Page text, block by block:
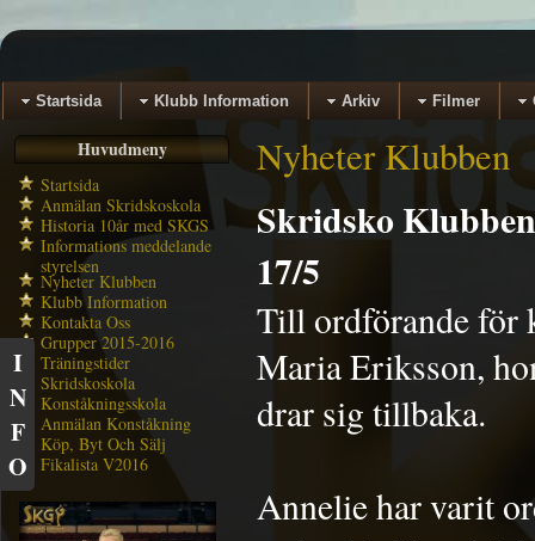
Startsida Klubb Information Arkiv Filmer
Huvudmeny
Startsida
Anmälan Skridskoskola
Historia 10år med SKGS
Informations meddelande
styrelsen
Nyheter Klubben
Klubb Information
Kontakta Oss
Grupper 2015-2016
Träningstider
Skridskoskola
Konståkningsskola
Anmälan Konståkning
Köp, Byt Och Sälj
Fikalista V2016
Nyheter Klubben
Skridsko
17/5
Till ordförande för
Maria Eriksson,
drar sig tillbaka.
Annelie har varit
I
N
F
O